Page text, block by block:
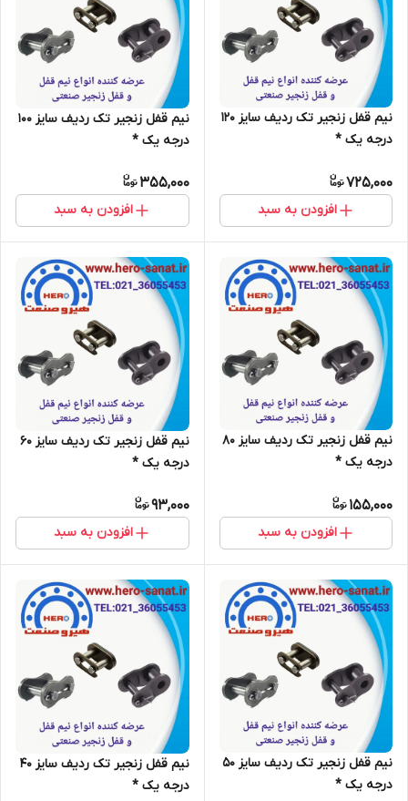
نیم قفل زنجیر تک ردیف سایز 120
درجه یک *
725,000
افزودن به سبد
نیم قفل زنجیر تک ردیف سایز 100
درجه یک *
355,000
افزودن به سبد
نیم قفل زنجیر تک ردیف سایز 80
درجه یک *
155,000
افزودن به سبد
نیم قفل زنجیر تک ردیف سایز 60
درجه یک *
93,000
افزودن به سبد
نیم قفل زنجیر تک ردیف سایز 50
درجه یک *
نیم قفل زنجیر تک ردیف سایز 40
درجه یک *